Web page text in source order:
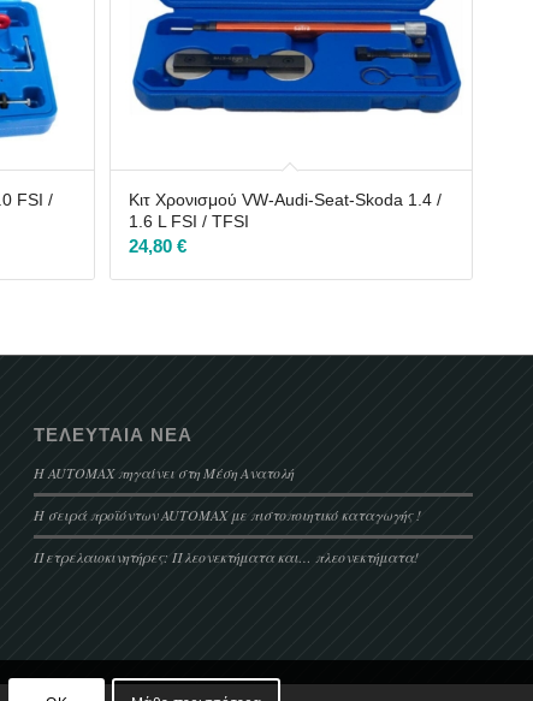
FSI /
Κιτ Χρονισμού VW-Audi-Seat-Skoda 1.4 /
1.6 L FSI / TFSI
24,80€
ΤΕΛΕΥΤΑΊΑ ΝΈΑ
Η AUTOMAX πηγαίνει στη Μέση Ανατολή
Η σειρά προϊόντων AUTOMAX με πιστοποιητικό καταγωγής !
Πετρελαιοκινητήρες: Πλεονεκτήματα και… πλεονεκτήματα!